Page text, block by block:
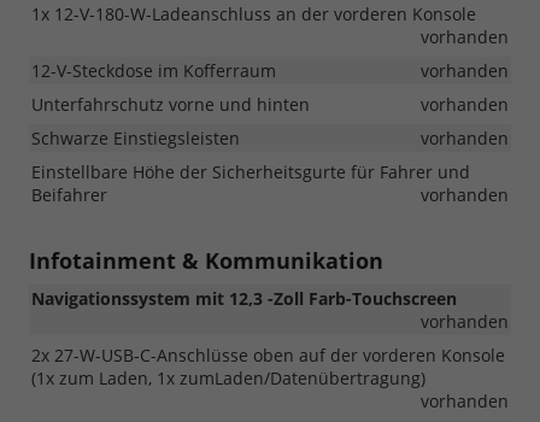
1x 12-V-180-W-Ladeanschluss an der vorderen Konsole
vorhanden
12-V-Steckdose im Kofferraum
vorhanden
Unterfahrschutz vorne und hinten
vorhanden
Schwarze Einstiegsleisten
vorhanden
Einstellbare Höhe der Sicherheitsgurte für Fahrer und
Beifahrer
vorhanden
Infotainment & Kommunikation
Navigationssystem mit 12,3 -Zoll Farb-Touchscreen
vorhanden
2x 27-W-USB-C-Anschlüsse oben auf der vorderen Konsole
(1x zum Laden, 1x zumLaden/Datenübertragung)
vorhanden